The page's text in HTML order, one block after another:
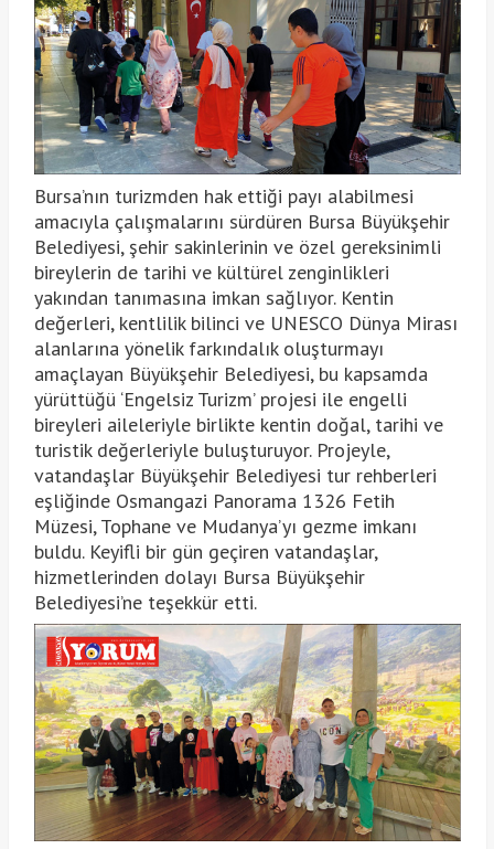
Bursa’nın turizmden hak ettiği payı alabilmesi
amacıyla çalışmalarını sürdüren Bursa Büyükşehir
Belediyesi, şehir sakinlerinin ve özel gereksinimli
bireylerin de tarihi ve kültürel zenginlikleri
yakından tanımasına imkan sağlıyor. Kentin
değerleri, kentlilik bilinci ve UNESCO Dünya Mirası
alanlarına yönelik farkındalık oluşturmayı
amaçlayan Büyükşehir Belediyesi, bu kapsamda
yürüttüğü ‘Engelsiz Turizm’ projesi ile engelli
bireyleri aileleriyle birlikte kentin doğal, tarihi ve
turistik değerleriyle buluşturuyor. Projeyle,
vatandaşlar Büyükşehir Belediyesi tur rehberleri
eşliğinde Osmangazi Panorama 1326 Fetih
Müzesi, Tophane ve Mudanya’yı gezme imkanı
buldu. Keyifli bir gün geçiren vatandaşlar,
hizmetlerinden dolayı Bursa Büyükşehir
Belediyesi’ne teşekkür etti.